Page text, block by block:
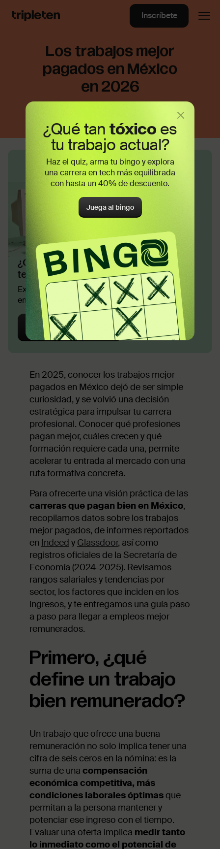
Inscríbete
Los trabajos mejor
pagados en México
en 2026
¿Cuánto puedes ganar en
tech?
Explora los salarios del mercado y
empieza una nueva profesión
Calcular salario
En 2025, conocer los trabajos mejor
pagados en México dejó de ser simple
curiosidad, y se volvió una decisión
estratégica para impulsar tu carrera
profesional. Conocer qué profesiones
pagan mejor, cuáles crecen y qué
formación requiere cada una, permite
acelerar tu entrada al mercado con una
ruta formativa concreta.
Para ofrecerte una visión práctica de las
carreras que pagan bien en México,
recopilamos datos sobre los trabajos
mejor pagados, de informes reportados
en Indeed y Glassdoor, así como
registros oficiales de la Secretaría de
Economía (2024-2025). Revisamos
rangos salariales y tendencias por
sector, los factores que inciden en los
ingresos, y te entregamos una guía paso
a paso para llegar a empleos mejor
remunerados.
Primero, ¿qué
define un trabajo
bien remunerado?
Un trabajo que ofrece una buena
remuneración no solo implica tener una
cifra de seis ceros en la nómina: es la
suma de una compensación
económica competitiva, más
condiciones laborales óptimasque
permitan a la persona mantener y
potenciar ese ingreso con el tiempo.
Evaluar una oferta implica medir tanto
lo inmediato como el potencial de
¿Qué tan tóxico es
tu trabajo actual?
Haz el quiz, arma tu bingo y explora
una carrera en tech más equilibrada
con hasta un 40% de descuento.
Juega al bingo